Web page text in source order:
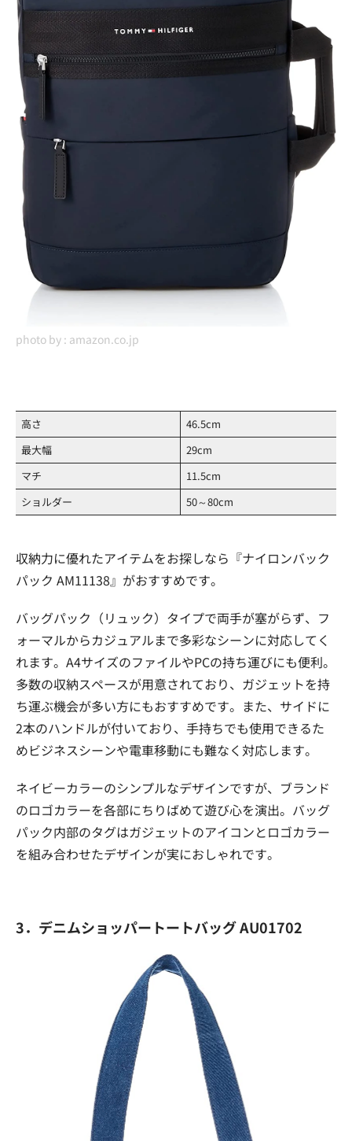
photo by : amazon.co.jp
高さ
46.5cm
最大幅
29cm
マチ
11.5cm
ショルダー
50～80cm
収納力に優れたアイテムをお探しなら『ナイロンバック
パック AM11138』がおすすめです。
バッグパック（リュック）タイプで両手が塞がらず、フ
ォーマルからカジュアルまで多彩なシーンに対応してく
れます。A4サイズのファイルやPCの持ち運びにも便利。
多数の収納スペースが用意されており、ガジェットを持
ち運ぶ機会が多い方にもおすすめです。また、サイドに
2本のハンドルが付いており、手持ちでも使用できるた
めビジネスシーンや電車移動にも難なく対応します。
ネイビーカラーのシンプルなデザインですが、ブランド
のロゴカラーを各部にちりばめて遊び心を演出。バッグ
パック内部のタグはガジェットのアイコンとロゴカラー
を組み合わせたデザインが実におしゃれです。
3．デニムショッパートートバッグ AU01702